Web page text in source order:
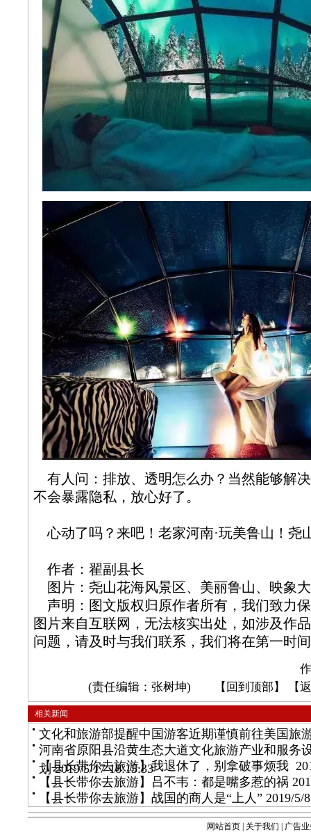
有人问：排放、透明怎么办？当然能够解
不会暴露隐私，放心好了。
心动了吗？来吧！老家河南·玩美鲁山！尧
作者：翟副县长
图片：尧山花海风景区、美丽鲁山、映象
声明：图文版权归原作者所有，我们致力
图片来自互联网，无法核实出处，如涉及作
问题，请及时与我们联系，我们将在第一时
(责任编辑：张树坤) 【 回到顶部 】 【
相关新闻
文化和旅游部提醒中国游客近期谨慎前往美国旅
河南省原阳县沿黄生态大道文化旅游产业和服务
划2019/5/17 18:15:33
【县长带你去旅游】我退休了，别拿破事烦我
【县长带你去旅游】吕不韦：都是嘴多惹的祸
【县长带你去旅游】战国的商人是“上人” 2019/5/
网站首页 关于我们
广告